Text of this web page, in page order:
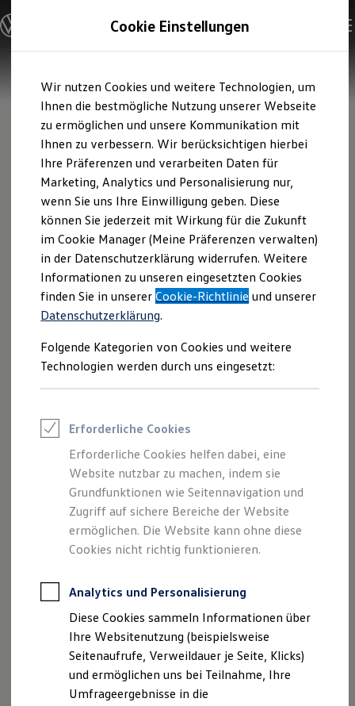
Hauptinhalt
springen
Footer
springen
Modelle und Konfigurator
Konfigurator
Modelle vergleichen
Elektroautos
ENERGY Sondermodelle
Nutzfahrzeuge
SUV und CUV
Familienautos
Kombis
Kompaktwagen
Sportwagen
Schnell verfügbare Fahrzeuge
Angebote und Produkte
Aktuelle Angebote
E-Auto-Förderung
Volkswagen Marktplatz
Die ENERGY Sondermodelle
Junge Gebrauchtwagen und Gebrauchtwagen
Volkswagen Zertifizierte Gebrauchtwagen
Elektromobilität bei Gebrauchtwagen
Saisonangebote
Reifenpakete
Leasing
Leasing-Angebote
Elektroauto Leasing
Kleinwagen-Leasing
Leasing ohne Anzahlung
Finanzierung
Autokredit mit Schlussrate
Versicherungen und Garantien
Kfz-Versicherung
Restschuldversicherungen
Garantien
Professional Class bei Volkswagen
Behörden
Direktkunden
Sonderfahrzeuge
Anpfiff zum Gewinn
Elektromobilität
Elektroautos
Cookie Einstellungen
Wir nutzen Cookies und weitere Technologien, um
Ihnen die bestmögliche Nutzung unserer Webseite
zu ermöglichen und unsere Kommunikation mit
Ihnen zu verbessern. Wir berücksichtigen hierbei
Ihre Präferenzen und verarbeiten Daten für
Marketing, Analytics und Personalisierung nur,
wenn Sie uns Ihre Einwilligung geben. Diese
können Sie jederzeit mit Wirkung für die Zukunft
im Cookie Manager (Meine Präferenzen verwalten)
in der Datenschutzerklärung widerrufen. Weitere
Informationen zu unseren eingesetzten Cookies
finden Sie in unsererCookie-Richtlinie und unserer
Datenschutzerklärung.
Folgende Kategorien von Cookies und weitere
Technologien werden durch uns eingesetzt:
Erforderliche Cookies
Erforderliche Cookies helfen dabei, eine
Website nutzbar zu machen, indem sie
Grundfunktionen wie Seitennavigation und
Zugriff auf sichere Bereiche der Website
ermöglichen. Die Website kann ohne diese
Cookies nicht richtig funktionieren.
Analytics und Personalisierung
Diese Cookies sammeln Informationen über
Ihre Websitenutzung (beispielsweise
Seitenaufrufe, Verweildauer je Seite, Klicks)
und ermöglichen uns bei Teilnahme, Ihre
Umfrageergebnisse in die